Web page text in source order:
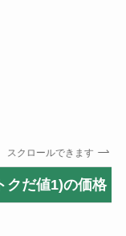
スクロールできます
クだ値1)の価格